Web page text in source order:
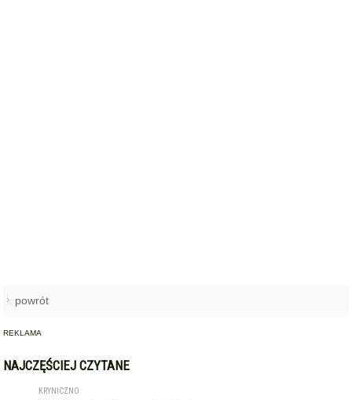
powrót
REKLAMA
NAJCZĘŚCIEJ CZYTANE
KRYNICZNO